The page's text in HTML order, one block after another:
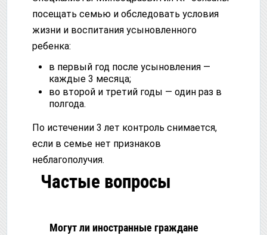
посещать семью и обследовать условия
жизни и воспитания усыновленного
ребенка:
в первый год после усыновления —
каждые 3 месяца;
во второй и третий годы — один раз в
полгода.
По истечении 3 лет контроль снимается,
если в семье нет признаков
неблагополучия.
Частые вопросы
Могут ли иностранные граждане